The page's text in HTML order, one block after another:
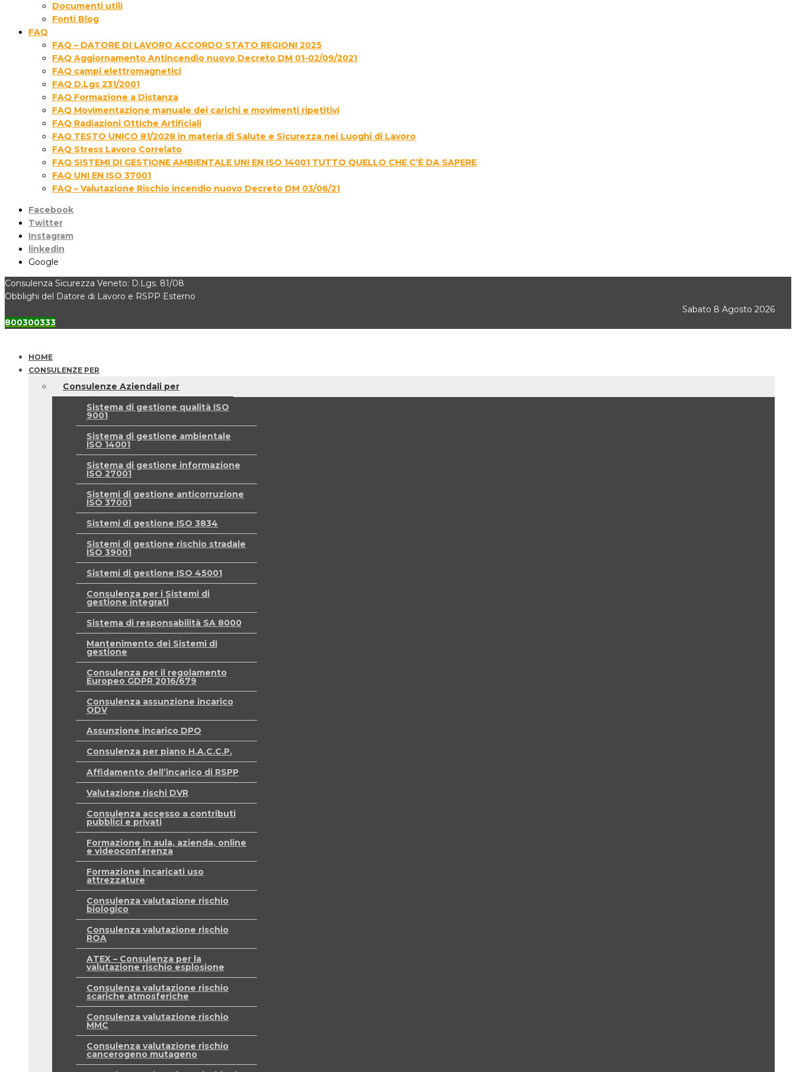
Documenti utili
Fonti Blog
FAQ
FAQ – DATORE DI LAVORO ACCORDO STATO REGIONI 2025
FAQ Aggiornamento Antincendio nuovo Decreto DM 01-02/09/2021
FAQ campi elettromagnetici
FAQ D.Lgs 231/2001
FAQ Formazione a Distanza
FAQ Movimentazione manuale dei carichi e movimenti ripetitivi
FAQ Radiazioni Ottiche Artificiali
FAQ TESTO UNICO 81/2028 in materia di Salute e Sicurezza nei Luoghi di Lavoro
FAQ Stress Lavoro Correlato
FAQ SISTEMI DI GESTIONE AMBIENTALE UNI EN ISO 14001 TUTTO QUELLO CHE C’È DA SAPERE
FAQ UNI EN ISO 37001
FAQ – Valutazione Rischio incendio nuovo Decreto DM 03/06/21
Facebook
Twitter
Instagram
linkedin
Google
Consulenza Sicurezza Veneto: D.Lgs. 81/08
Obblighi del Datore di Lavoro e RSPP Esterno
Sabato 8 Agosto 2026
800300333
HOME
CONSULENZE PER
Consulenze Aziendali per
Sistema di gestione qualità ISO
9001
Sistema di gestione ambientale
ISO 14001
Sistema di gestione informazione
ISO 27001
Sistemi di gestione anticorruzione
ISO 37001
Sistemi di gestione ISO 3834
Sistemi di gestione rischio stradale
ISO 39001
Sistemi di gestione ISO 45001
Consulenza per i Sistemi di
gestione integrati
Sistema di responsabilità SA 8000
Mantenimento dei Sistemi di
gestione
Consulenza per il regolamento
Europeo GDPR 2016/679
Consulenza assunzione incarico
ODV
Assunzione incarico DPO
Consulenza per piano H.A.C.C.P.
Affidamento dell’incarico di RSPP
Valutazione rischi DVR
Consulenza accesso a contributi
pubblici e privati
Formazione in aula, azienda, online
e videoconferenza
Formazione incaricati uso
attrezzature
Consulenza valutazione rischio
biologico
Consulenza valutazione rischio
ROA
ATEX – Consulenza per la
valutazione rischio esplosione
Consulenza valutazione rischio
scariche atmosferiche
Consulenza valutazione rischio
MMC
Consulenza valutazione rischio
cancerogeno mutageno